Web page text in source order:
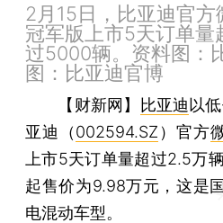
2月15日，比亚迪官
冠军版上市5天订单量
过5000辆。资料图：
图：比亚迪官博
【财新网】 比亚迪以
亚迪（002594.SZ ）官方
上市5天订单量超过2.5万
起售价为9.98万元，这是
电混动车型。